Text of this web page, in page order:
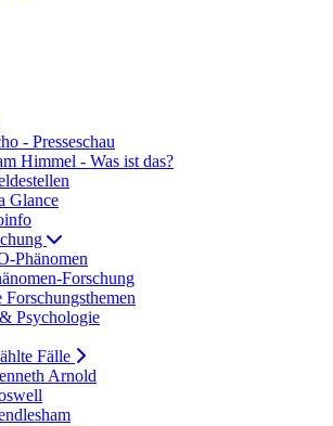
- Presseschau
Himmel - Was ist das?
Glance
Phänomen
Forschung
Forschungsthemen
Psychologie
Fälle
Arnold